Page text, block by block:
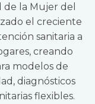
de la Mujer del
el creciente
sanitaria a
creando
modelos de
diagnósticos
flexibles.